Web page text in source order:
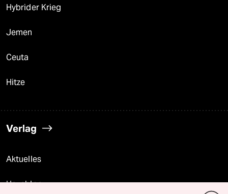
Hybrider Krieg
Jemen
Ceuta
Hitze
Verlag
Aktuelles
Hausblog